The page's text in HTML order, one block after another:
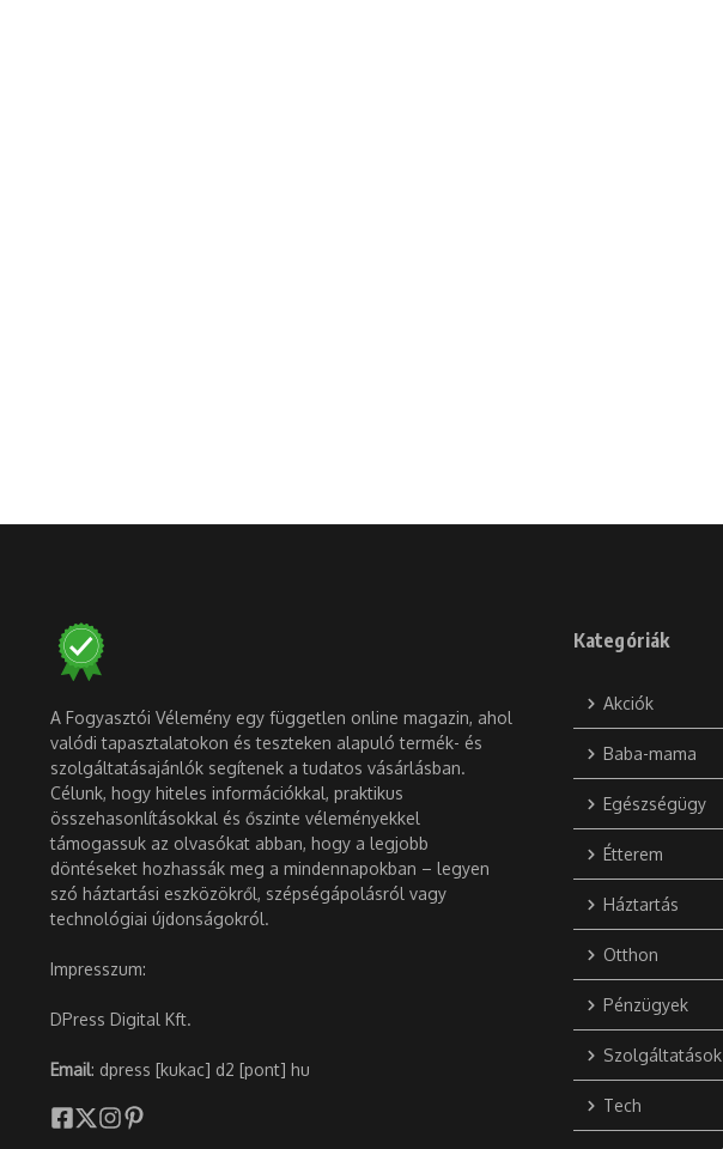
A Fogyasztói Vélemény egy független online magazin, ahol
valódi tapasztalatokon és teszteken alapuló termék- és
szolgáltatásajánlók segítenek a tudatos vásárlásban.
Célunk, hogy hiteles információkkal, praktikus
összehasonlításokkal és őszinte véleményekkel
támogassuk az olvasókat abban, hogy a legjobb
döntéseket hozhassák meg a mindennapokban – legyen
szó háztartási eszközökről, szépségápolásról vagy
technológiai újdonságokról.
Impresszum:
DPress Digital Kft.
Email: dpress [kukac] d2 [pont] hu
Kategóriák
Akciók
Baba-mama
Egészségügy
Étterem
Háztartás
Otthon
Pénzügyek
Szolgáltatások
Tech